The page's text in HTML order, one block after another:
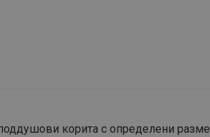
корита с определени